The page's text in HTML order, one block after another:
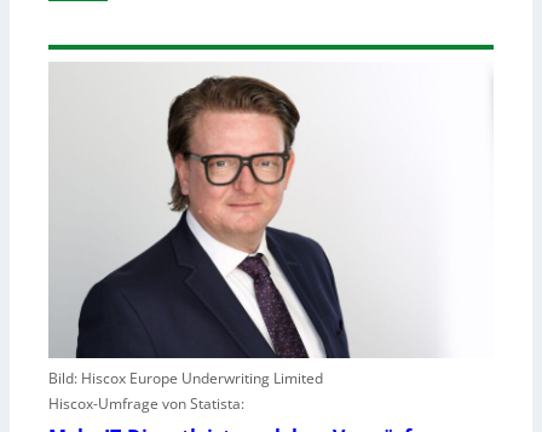
Bild: Hiscox Europe Underwriting Limited
Hiscox-Umfrage von Statista: